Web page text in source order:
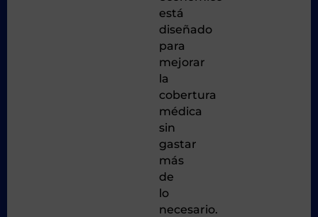
está
diseñado
para
mejorar
la
cobertura
médica
sin
gastar
más
de
lo
necesario.